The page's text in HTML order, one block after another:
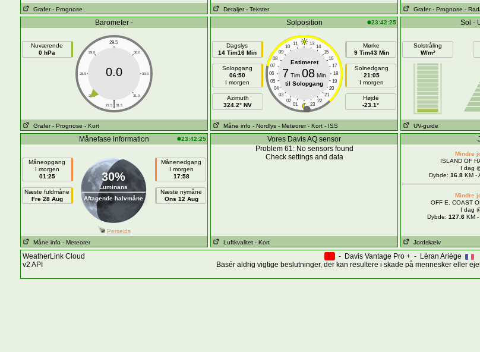
Grafer - Prognose
Detaljer - Tekster Grafer - Prognose -
Barometer -
Nuværende
0 hPa
29.5
29.0 30.0
28.5 30.5
28.0 31.0
|
27.5 31.5
0.0
Grafer - Prognose - Kort
Solposition 23:42:25
Dagslys
14 Tim16 Min
Solopgang
06:50
I morgen
Azimuth
324.2° NV
11 13
10
14
09
15
08
16
07
17
06
18
05
19
04
20
03
21
02
22
01 23
Estimeret
7 Tim 08 Min
til Solopgang
Mørke
9 Tim43 Min
Solnedgang
21:05
I morgen
Højde
-23.1°
Måne info - Nordlys - Meteorer - Kort - ISS
Sol -
Solstråling
W/m²
UV-guide
Månefase information 23:42:25
Måneopgang
I morgen
01:25
Næste fuldmåne
Fre 28 Aug
30%
Luminans
Aftagende halvmåne
Månenedgang
I morgen
17:58
Næste nymåne
Ons 12 Aug
Perseids
Måne info - Meteorer
Vores Davis AQ sensor
Problem 61: No sensors found
Check settings and data
Luftkvalitet - Kort
Mindre
ISLAND OF
I dag
Dybde: 16.8KM -
Mindre
OFF E. COAST
I dag
Dybde: 127.6KM -
Jordskælv
WeatherLink Cloud
v2 API
!
- Davis Vantage Pro + - Léran Ariège
Basér aldrig vigtige beslutninger, der kan resultere i skade på mennesker eller